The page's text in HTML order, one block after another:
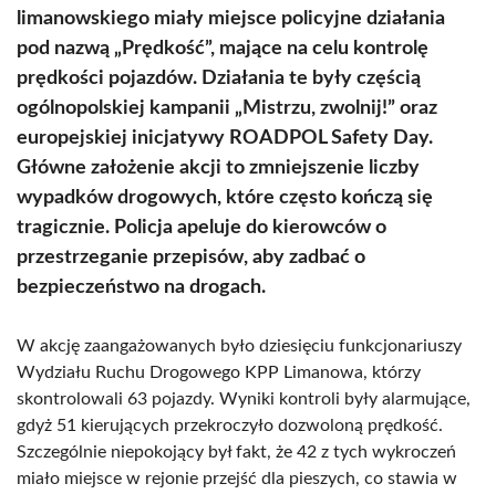
limanowskiego miały miejsce policyjne działania
pod nazwą „Prędkość”, mające na celu kontrolę
prędkości pojazdów. Działania te były częścią
ogólnopolskiej kampanii „Mistrzu, zwolnij!” oraz
europejskiej inicjatywy ROADPOL Safety Day.
Główne założenie akcji to zmniejszenie liczby
wypadków drogowych, które często kończą się
tragicznie. Policja apeluje do kierowców o
przestrzeganie przepisów, aby zadbać o
bezpieczeństwo na drogach.
W akcję zaangażowanych było dziesięciu funkcjonariuszy
Wydziału Ruchu Drogowego KPP Limanowa, którzy
skontrolowali 63 pojazdy. Wyniki kontroli były alarmujące,
gdyż 51 kierujących przekroczyło dozwoloną prędkość.
Szczególnie niepokojący był fakt, że 42 z tych wykroczeń
miało miejsce w rejonie przejść dla pieszych, co stawia w